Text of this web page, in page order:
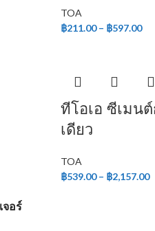
TOA
฿211.00 – ฿597.00
ทีโอเอ ซีเมน
เดียว
TOA
฿539.00 – ฿2,157.00
อร์